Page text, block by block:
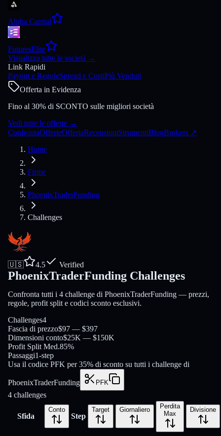
Alpha Capital
FuturesElite
Visualizza tutte le società →
Link Rapidi
Payout e RegoleSpread e CostiPiù Venduti
Offerta in Evidenza
Fino al 30% di SCONTO sulle migliori società
Vedi tutte le offerte →
ConfrontaOfferteOffertaRecensioniStrumentiBlogBrokers ↗
Home
Firme
PhoenixTraderFunding
Challenges
🇺🇸 4.5 Verified
PhoenixTraderFunding Challenges
Confronta tutti i 4 challenge di PhoenixTraderFunding — prezzi,
regole, profit split e codici sconto esclusivi.
Challenges4
Fascia di prezzo$97 — $397
Dimensioni conto$25K — $150K
Profit Split Med.85%
Passaggi1-step
Usa il codice PFK per 35% di sconto su tutti i challenge di
PhoenixTraderFunding PFK
4 challenges
Sfida
Conto
Step
Target Giornaliero
Perdita
Max
Divisione